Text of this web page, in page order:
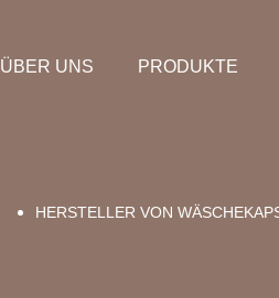
ÜBER UNS PRODUKTE
HERSTELLER VON